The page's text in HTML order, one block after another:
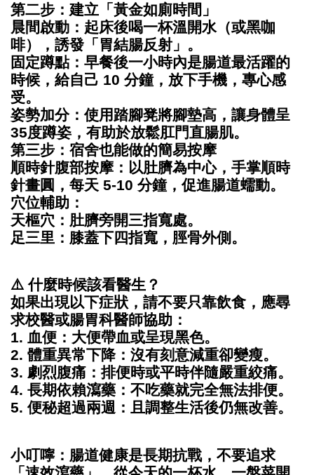
第二步：建立「黃金如廁時間」
晨間啟動：起床後喝一杯溫開水（或黑咖
啡），誘發「胃結腸反射」。
固定蹲點：早餐後一小時內是腸道最活躍的
時候，給自己 10 分鐘，放下手機，專心感
受。
姿勢加分：使用踏腳凳將腳墊高，讓身體呈
35度蹲姿，有助於放鬆肛門直腸肌。
第三步：宿舍也能做的簡易按摩
順時針腹部按摩：以肚臍為中心，手掌順時
針畫圓，每天 5-10 分鐘，促進腸道蠕動。
穴位輔助：
天樞穴：肚臍旁開三指寬處。
足三里：膝蓋下四指寬，脛骨外側。
⚠️ 什麼時候該看醫生？
如果出現以下症狀，請不要只靠飲食，應尋
求校醫或腸胃科醫師協助：
1. 血便：大便帶血或呈現黑色。
2. 體重異常下降：沒有刻意減重卻變瘦。
3. 劇烈腹痛：排便時或平時伴隨嚴重絞痛。
4. 長期依賴瀉藥：不吃藥就完全無法排便。
5. 便秘超過兩週：且調整生活後仍無改善。
小叮嚀：腸道健康是長期抗戰，不要追求